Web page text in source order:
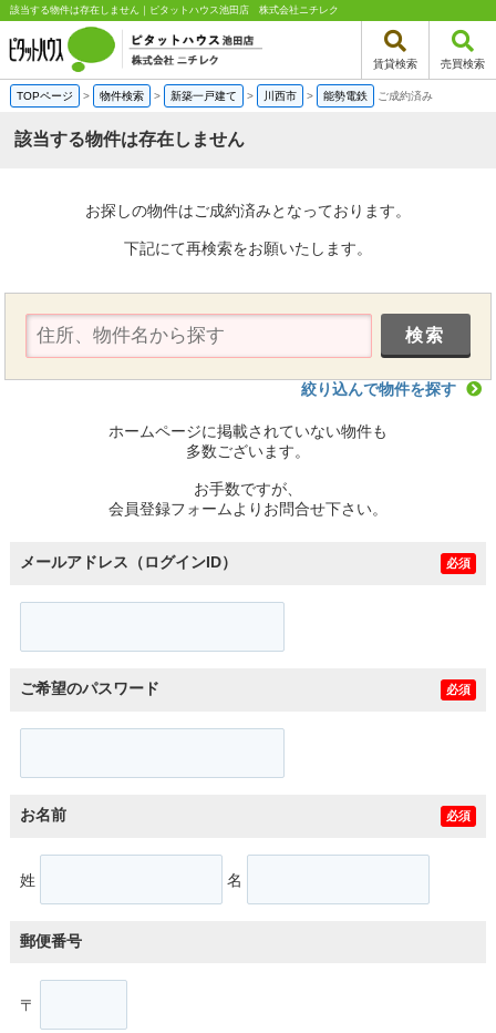
該当する物件は存在しません｜ピタットハウス池田店 株式会社ニチレク
賃貸検索 売買検索
TOPページ > 物件検索 > 新築一戸建て > 川西市 > 能勢電鉄 ご成約済み
該当する物件は存在しません
お探しの物件はご成約済みとなっております。
下記にて再検索をお願いたします。
絞り込んで物件を探す
ホームページに掲載されていない物件も
多数ございます。
お手数ですが、
会員登録フォームよりお問合せ下さい。
メールアドレス（ログインID） 必須
ご希望のパスワード 必須
お名前 必須
姓 名
郵便番号
〒